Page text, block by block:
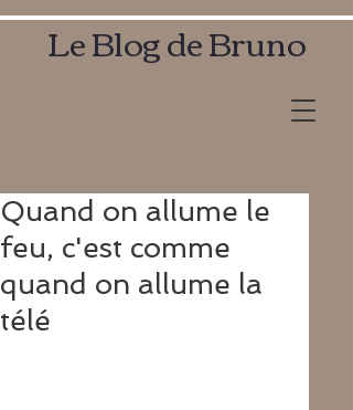
Le Blog de Bruno
Quand on allume le
feu, c'est comme
quand on allume la
télé